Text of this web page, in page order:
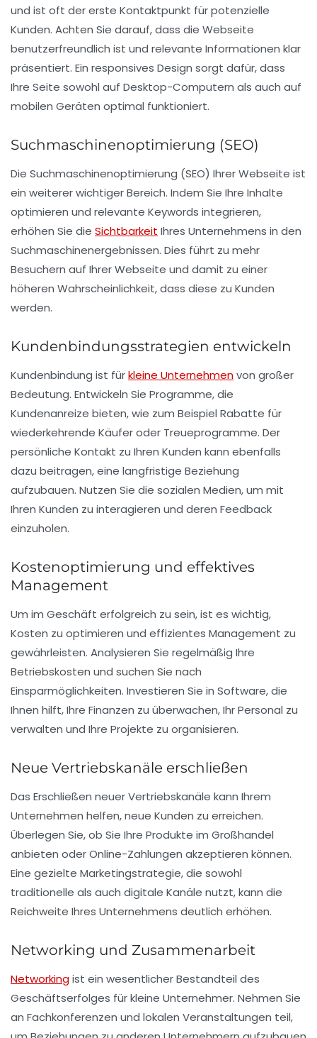
und ist oft der erste Kontaktpunkt für potenzielle
Kunden. Achten Sie darauf, dass die Webseite
benutzerfreundlich ist und relevante Informationen klar
präsentiert. Ein responsives Design sorgt dafür, dass
Ihre Seite sowohl auf Desktop-Computern als auch auf
mobilen Geräten optimal funktioniert.
Suchmaschinenoptimierung (SEO)
Die Suchmaschinenoptimierung (SEO) Ihrer Webseite ist
ein weiterer wichtiger Bereich. Indem Sie Ihre Inhalte
optimieren und relevante Keywords integrieren,
erhöhen Sie die Sichtbarkeit Ihres Unternehmens in den
Suchmaschinenergebnissen. Dies führt zu mehr
Besuchern auf Ihrer Webseite und damit zu einer
höheren Wahrscheinlichkeit, dass diese zu Kunden
werden.
Kundenbindungsstrategien entwickeln
Kundenbindung ist fürkleine Unternehmenvon großer
Bedeutung. Entwickeln Sie Programme, die
Kundenanreize bieten, wie zum Beispiel Rabatte für
wiederkehrende Käufer oder Treueprogramme. Der
persönliche Kontakt zu Ihren Kunden kann ebenfalls
dazu beitragen, eine langfristige Beziehung
aufzubauen. Nutzen Sie die sozialen Medien, um mit
Ihren Kunden zu interagieren und deren Feedback
einzuholen.
Kostenoptimierung und effektives
Management
Um im Geschäft erfolgreich zu sein, ist es wichtig,
Kosten zu optimieren und effizientes Management zu
gewährleisten. Analysieren Sie regelmäßig Ihre
Betriebskosten und suchen Sie nach
Einsparmöglichkeiten. Investieren Sie in Software, die
Ihnen hilft, Ihre Finanzen zu überwachen, Ihr Personal zu
verwalten und Ihre Projekte zu organisieren.
Neue Vertriebskanäle erschließen
Das Erschließen neuerVertriebskanäle kann Ihrem
Unternehmen helfen, neue Kunden zu erreichen.
Überlegen Sie, ob Sie Ihre Produkte im Großhandel
anbieten oder Online-Zahlungen akzeptieren können.
Eine gezielte Marketingstrategie, die sowohl
traditionelle als auch digitale Kanäle nutzt, kann die
Reichweite Ihres Unternehmens deutlich erhöhen.
Networking und Zusammenarbeit
Networkingist ein wesentlicher Bestandteil des
Geschäftserfolges für kleine Unternehmer. Nehmen Sie
an Fachkonferenzen und lokalen Veranstaltungen teil,